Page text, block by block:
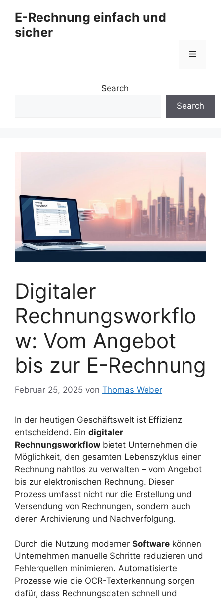
Inhalt
springen
E-Rechnung einfach und
sicher
Menü
Search
Search
Digitaler
Rechnungsworkflo
w: Vom Angebot
bis zur E-Rechnung
Februar 25, 2025 von Thomas Weber
In der heutigen Geschäftswelt ist Effizienz
entscheidend. Ein digitaler
Rechnungsworkflow bietet Unternehmen die
Möglichkeit, den gesamten Lebenszyklus einer
Rechnung nahtlos zu verwalten – vom Angebot
bis zur elektronischen Rechnung. Dieser
Prozess umfasst nicht nur die Erstellung und
Versendung von Rechnungen, sondern auch
deren Archivierung und Nachverfolgung.
Durch die Nutzung moderner Software können
Unternehmen manuelle Schritte reduzieren und
Fehlerquellen minimieren. Automatisierte
Prozesse wie die OCR-Texterkennung sorgen
dafür, dass Rechnungsdaten schnell und